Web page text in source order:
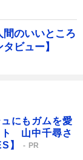
のいいところ
ビュー】
にもガムを愛
ト 山中千尋さ
】
PR